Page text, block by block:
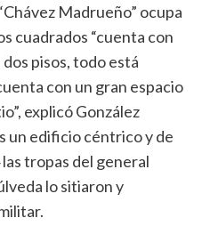
Madrueño” ocupa
cuadrados “cuenta con
pisos, todo está
con un gran espacio
explicó González
un edificio céntrico y de
tropas del general
lo sitiaron y